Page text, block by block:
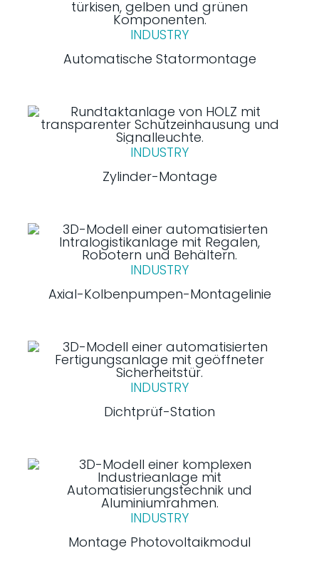
INDUSTRY
Automatische Statormontage
INDUSTRY
Zylinder-Montage
INDUSTRY
Axial-Kolbenpumpen-Montagelinie
INDUSTRY
Dichtprüf-Station
INDUSTRY
Montage Photovoltaikmodul